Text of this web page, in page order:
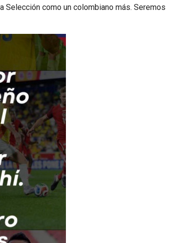
Selección como un colombiano más. Seremos